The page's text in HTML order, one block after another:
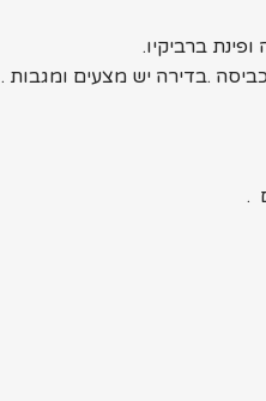
ברביקיו.
כביסה .בדירה יש מצעים ומגבות .